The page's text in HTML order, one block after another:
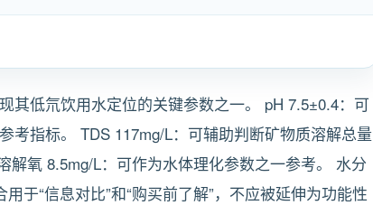
低氘饮用水定位的关键参数之一。 pH 7.5±0.4：可
考指标。 TDS 117mg/L：可辅助判断矿物质溶解总量
氧 8.5mg/L：可作为水体理化参数之一参考。 水分
于“信息对比”和“购买前了解”，不应被延伸为功能性